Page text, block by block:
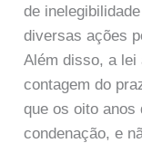
de
diversas ações
Além disso, a lei
contagem do
que os oito anos
condenação, e